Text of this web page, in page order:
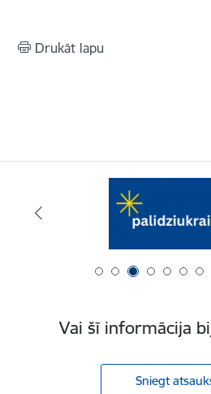
Drukāt lapu
Vai šī informācija
Sniegt